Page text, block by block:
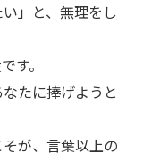
」と、無理をし
す。
たに捧げようと
が、言葉以上の